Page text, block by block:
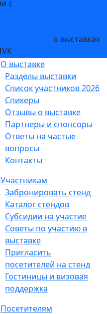
с
о выставках
О выставке
Разделы выставки
Список участников 2026
Спикеры
Отзывы о выставке
Партнеры и спонсоры
Ответы на частые
вопросы
Контакты
Участникам
Забронировать стенд
Каталог стендов
Субсидии на участие
Советы по участию в
выставке
Пригласить
посетителей на стенд
Гостиницы и визовая
поддержка
Посетителям